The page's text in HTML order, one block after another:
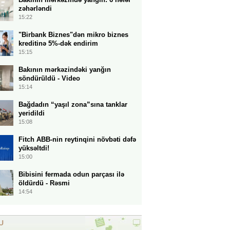
zəhərləndi
15:22
"Birbank Biznes"dən mikro biznes
kreditinə 5%-dək endirim
15:15
Bakının mərkəzindəki yanğın
söndürüldü - Video
15:14
Bağdadın “yaşıl zona”sına tanklar
yeridildi
15:08
Fitch ABB-nin reytinqini növbəti dəfə
yüksəltdi!
15:00
Bibisini fermada odun parçası ilə
öldürdü - Rəsmi
14:54